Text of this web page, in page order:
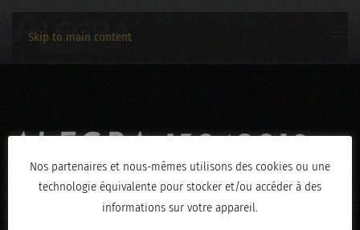
Skip to main content
ALEGRA-13042019-
1026
Nos partenaires et nous-mêmes utilisons des cookies ou une
technologie équivalente pour stocker et/ou accéder à des
informations sur votre appareil.